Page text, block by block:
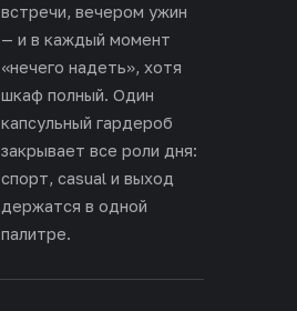
встречи, вечером ужин
— и в каждый момент
«нечего надеть», хотя
шкаф полный. Один
капсульный гардероб
закрывает все роли дня:
спорт, casual и выход
держатся в одной
палитре.